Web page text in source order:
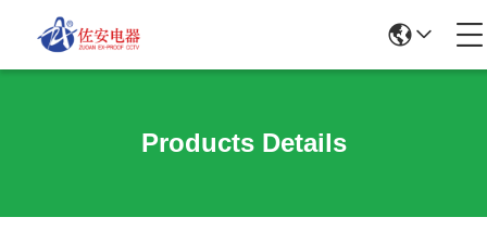
Products Details